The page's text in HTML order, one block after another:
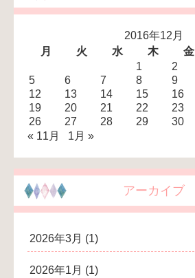
2016年12月
月
火 水 木 金
1
2
5
6 7 8 9
12
13 14 15 16
19
20 21 22 23
26
27 28 29 30
« 11月
1月 »
アーカイブ
2026年3月 (1)
2026年1月 (1)